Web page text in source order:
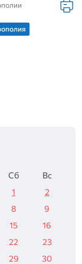
Сб
Вс
1
2
8
9
15
16
22
23
29
30